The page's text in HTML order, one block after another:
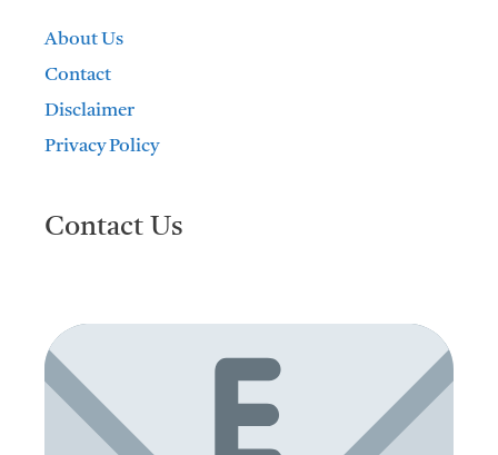
About Us
Contact
Disclaimer
Privacy Policy
Contact Us